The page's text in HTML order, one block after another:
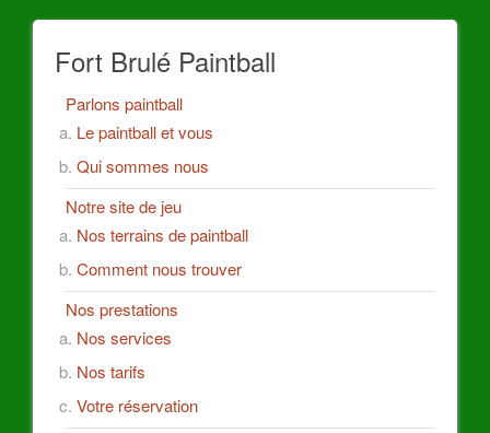
Fort Brulé Paintball
Parlons paintball
Le paintball et vous
Qui sommes nous
Notre site de jeu
Nos terrains de paintball
Comment nous trouver
Nos prestations
Nos services
Nos tarifs
Votre réservation